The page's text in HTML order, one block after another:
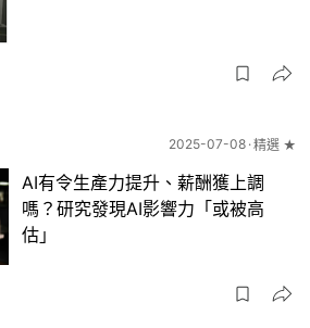
2025-07-08 精選 ★
AI有令生產力提升、薪酬獲上調
嗎？研究發現AI影響力「或被高
估」